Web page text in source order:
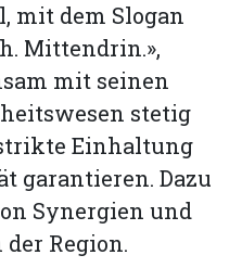
mit dem Slogan
Mittendrin.»,
mit seinen
stetig
Einhaltung
garantieren. Dazu
Synergien und
Region.